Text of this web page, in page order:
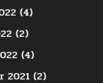
(4)
(2)
(4)
2021 (2)